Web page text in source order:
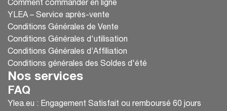
Comment commander en ligne
YLEA – Service après-vente
Conditions Générales de Vente
Conditions Générales d'utilisation
Conditions Générales d’Affiliation
Conditions générales des Soldes d'été
Nos services
FAQ
Ylea.eu : Engagement Satisfait ou remboursé 60 jours